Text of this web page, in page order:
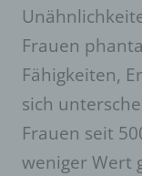
Frauen
Fähigkeiten,
sich
Frauen seit
weniger Wert
Erklärung
Person zu
Name und